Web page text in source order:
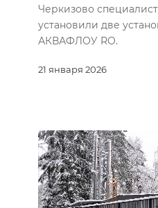
21 января 2026
Черкизово
установили две
АКВАФЛОУ RO.